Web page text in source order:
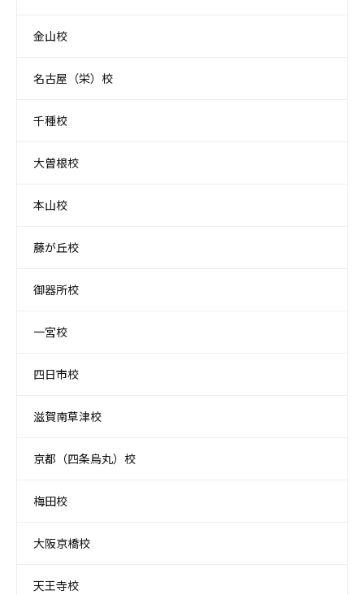
金山校
名古屋（栄）校
千種校
大曽根校
本山校
藤が丘校
御器所校
一宮校
四日市校
滋賀南草津校
京都（四条烏丸）校
梅田校
大阪京橋校
天王寺校